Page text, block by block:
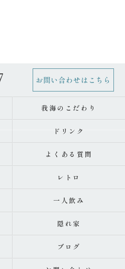
お問い合わせはこちら
我海のこだわり
ドリンク
よくある質問
レトロ
一人飲み
隠れ家
ブログ